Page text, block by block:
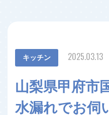
キッチン 2025.03.13
山梨県甲府市
水漏れでお伺